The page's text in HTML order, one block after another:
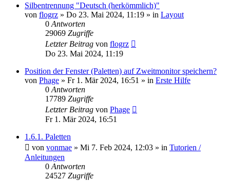
Silbentrennung "Deutsch (herkömmlich)"
von flogrz » Do 23. Mai 2024, 11:19 » in Layout
0 Antworten
29069 Zugriffe
Letzter Beitrag von flogrz
Do 23. Mai 2024, 11:19
Position der Fenster (Paletten) auf Zweitmonitor speichern?
von Phage » Fr 1. Mär 2024, 16:51 » in Erste Hilfe
0 Antworten
17789 Zugriffe
Letzter Beitrag von Phage
Fr 1. Mär 2024, 16:51
1.6.1. Paletten
von vonmae » Mi 7. Feb 2024, 12:03 » in Tutorien /
Anleitungen
0 Antworten
24527 Zugriffe